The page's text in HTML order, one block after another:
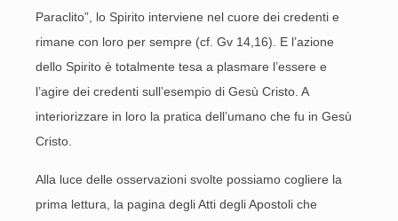
Paraclito”, lo Spirito interviene nel cuore dei credenti e
rimane con loro per sempre (cf. Gv 14,16). E l’azione
dello Spirito è totalmente tesa a plasmare l’essere e
l’agire dei credenti sull’esempio di Gesù Cristo. A
interiorizzare in loro la pratica dell’umano che fu in Gesù
Cristo.
Alla luce delle osservazioni svolte possiamo cogliere la
prima lettura, la pagina degli Atti degli Apostoli che